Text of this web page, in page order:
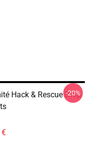
Hack & Rescue Drop
€
-20%